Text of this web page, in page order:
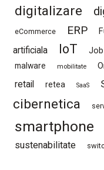
digitalizare
eCommerce ERP
artificiala
IoT Job
malware mobilitate
retail retea SaaS
cibernetica
smartphone
sustenabilitate